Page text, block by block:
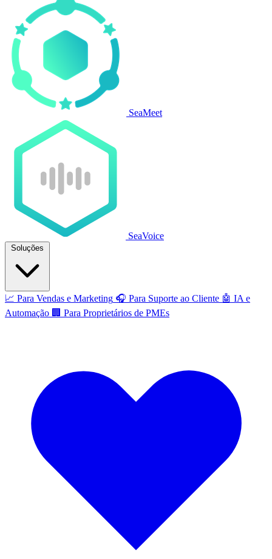
SeaMeet
SeaVoice
Soluções
📈 Para Vendas e Marketing 🎧 Para Suporte ao Cliente 🤖 IA e
Automação 🏢 Para Proprietários de PMEs